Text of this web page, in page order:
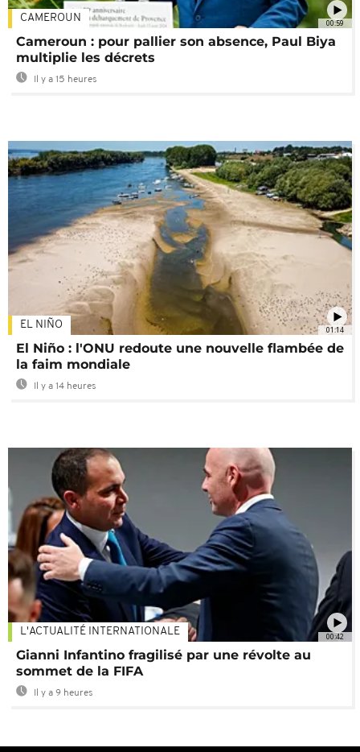
00:59
CAMEROUN
Cameroun : pour pallier son absence, Paul Biya
multiplie les décrets
Il y a 15 heures
01:14
EL NIÑO
El Niño : l'ONU redoute une nouvelle flambée de
la faim mondiale
Il y a 14 heures
00:42
L'ACTUALITÉ INTERNATIONALE
Gianni Infantino fragilisé par une révolte au
sommet de la FIFA
Il y a 9 heures